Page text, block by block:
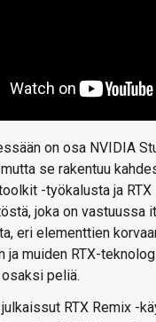
on osa NVIDIA
se rakentuu
-työkalusta ja RTX
joka on vastuussa
eri elementtien
ja muiden RTX-
peliä.
RTX Remix -